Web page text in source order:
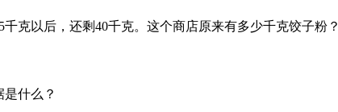
克以后，还剩40千克。这个商店原来有多少千克饺子粉？
什么？